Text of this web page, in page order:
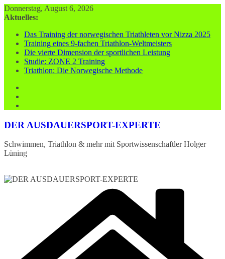
Zum
Inhalt
Donnerstag, August 6, 2026
Aktuelles:
Das Training der norwegischen Triathleten vor Nizza 2025
Training eines 9-fachen Triathlon-Weltmeisters
Die vierte Dimension der sportlichen Leistung
Studie: ZONE 2 Training
Triathlon: Die Norwegische Methode
DER AUSDAUERSPORT-EXPERTE
Schwimmen, Triathlon & mehr mit Sportwissenschaftler Holger
Lüning